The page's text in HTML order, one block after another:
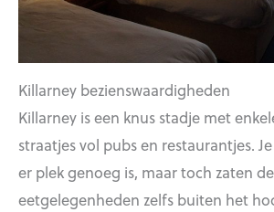
Killarney bezienswaardigheden
Killarney is een knus stadje met
straatjes vol pubs en restaurantjes.
er plek genoeg is, maar toch zaten de
eetgelegenheden zelfs buiten het